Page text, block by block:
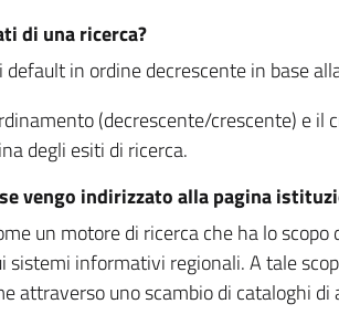
di una ricerca?
in ordine decrescente in base
(decrescente/crescente) e
degli esiti di ricerca.
vengo indirizzato alla pagina
un motore di ricerca che ha lo
informativi regionali. A tale
attraverso uno scambio di cataloghi di